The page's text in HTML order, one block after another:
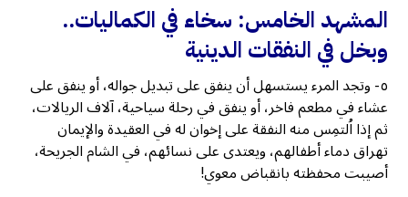
المشهد الخامس: سخاء في الكماليات..
وبخل في النفقات الدينية
٥- وتجد المرء يستسهل أن ينفق على تبديل جواله، أو ينفق على
عشاء في مطعم فاخر، أو ينفق في رحلة سياحية، آلاف الريالات،
ثم إذا اُلتمِس منه النفقة على إخوان له في العقيدة والإيمان
تهراق دماء أطفالهم، ويعتدى على نسائهم، في الشام الجريحة،
أصيبت محفظته بانقباض معوي!